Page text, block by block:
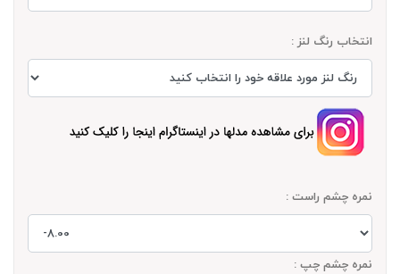
انتخاب رنگ لنز :
نمره چشم راست :
نمره چشم چپ :